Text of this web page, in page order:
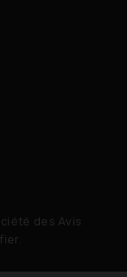
des Avis
.